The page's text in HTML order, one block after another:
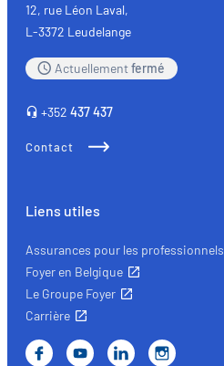
12, rue Léon Laval,
L-3372 Leudelange
Actuellementfermé
+352 437 437
Contact
Liens utiles
Assurances pour les professionnels
Foyer en Belgique
Le Groupe Foyer
Carrière